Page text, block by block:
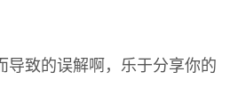
导致的误解啊，乐于分享你的